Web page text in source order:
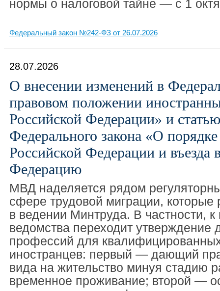
нормы о налоговой тайне — с 1
Федеральный закон №242-ФЗ от 26.07.2026
28.07.2026
О внесении изменений в
правовом положении
Российской Федерации» и
Федерального закона «О
Российской Федерации и въезда
Федерацию
МВД наделяется рядом
сфере трудовой миграции, которые
в ведении Минтруда. В частности, к
ведомства переходит утверждение
профессий для
иностранцев: первый — дающий
вида на жительство минуя стадию
временное проживание; второй —